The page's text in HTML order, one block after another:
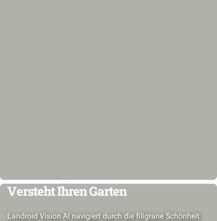
Versteht Ihren Garten
Landroid Vision AI navigiert durch die filigrane Schönheit